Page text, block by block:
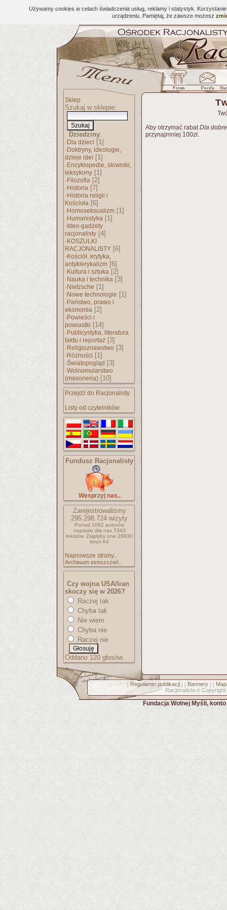
Używamy cookies w celach świadczenia usług, reklamy i statystyk.
urządzeniu. Pamiętaj, że zawsze możesz
Sklep
Szukaj w sklepie:
Dziedziny:
· Dla dzieci [1]
· Doktryny, ideologie,
dzieje idei [1]
· Encyklopedie, słowniki,
leksykony [1]
· Filozofia [2]
· Historia [7]
· Historia religii i
Kościoła [6]
· Homoseksualizm [1]
· Humanistyka [1]
· Ideo-gadżety
racjonalisty [4]
· KOSZULKI
RACJONALISTY [6]
· Kościół, krytyka,
antyklerykalizm [6]
· Kultura i sztuka [2]
· Nauka i technika [3]
· Nietzsche [1]
· Nowe technologie [1]
· Państwo, prawo i
ekonomia [2]
· Powieści i
powiastki [14]
· Publicystyka, literatura
faktu i reportaż [3]
· Religioznawstwo [3]
· Różności [1]
·Światopogląd [3]
·Wolnomularstwo
(masoneria) [10]
Przejdź do Racjonalisty
Listy od czytelników
Fundusz Racjonalisty
Wesprzyj nas..
Zarejestrowaliśmy
295.298.724 wizyty
Ponad 1062 autorów
napisało dla nas 7343
tekstów. Zajęłyby one 28930
stron A4
Najnowsze strony..
Archiwum streszczeń..
Czy wojna USA/Iran
skoczy się w 2026?
Raczej tak
Chyba tak
Nie wiem
Chyba nie
Raczej nie
Oddano 120 głosów.
Aby otrzymać rabatDla
przynajmniej 100zł.
[ Regulamin publikacji] [ Bannery] [
Racjonalista © Copyright
Fundacja Wolnej Myśli,